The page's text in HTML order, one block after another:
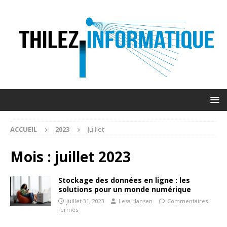
ACCUEIL 2023 juillet
Mois : juillet 2023
Stockage des données en ligne : les
solutions pour un monde numérique
juillet 31, 2023 Lesa Hansen
Commentaires
fermés